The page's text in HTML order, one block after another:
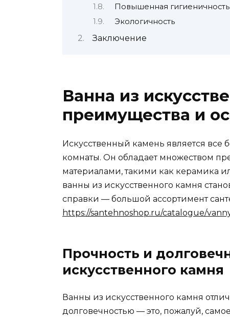
Повышенная гигиеничность
Экологичность
Заключение
Ванна из
преимущества и
Искусственный камень является
комнаты. Он обладает множеством
материалами, такими как керамика
ванны из искусственного камня
справки — большой ассортимент
https://santehnoshop.ru/catalogue/
Прочность и
искусственного камня
Ванны из искусственного камня
долговечностью — это, пожалуй,